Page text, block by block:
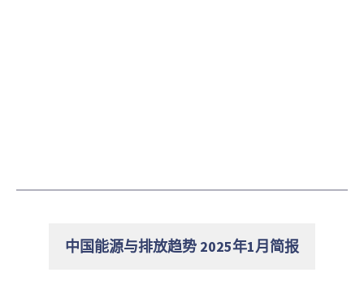
中国能源与排放趋势 2025年1月简报